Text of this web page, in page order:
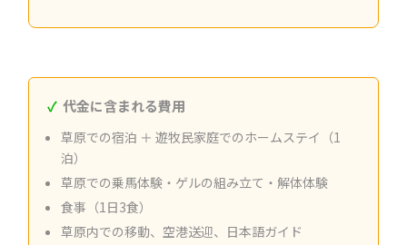
代金に含まれる費用
草原での宿泊 ＋ 遊牧民家庭でのホームステイ（1
泊）
草原での乗馬体験・ゲルの組み立て・解体体験
食事（1日3食）
草原内での移動、空港送迎、日本語ガイド